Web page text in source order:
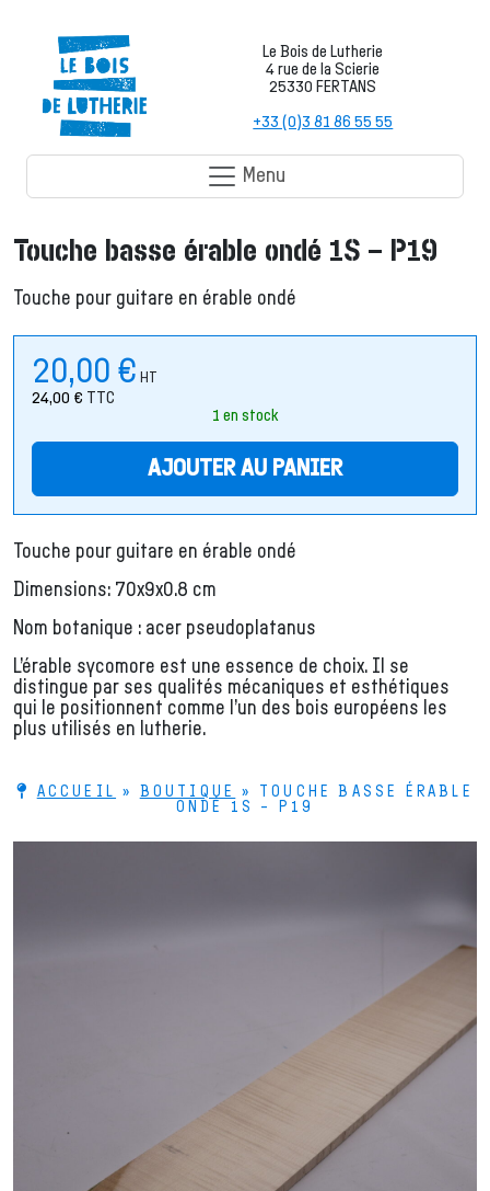
Le Bois de Lutherie
4 rue de la Scierie
25330 FERTANS
+33 (0)3 81 86 55 55
Menu
Touche basse érable ondé 1S – P19
Touche pour guitare en érable ondé
20,00 € HT
24,00 € TTC
1 en stock
AJOUTER AU PANIER
Touche pour guitare en érable ondé
Dimensions: 70x9x0.8 cm
Nom botanique : acer pseudoplatanus
L’érable sycomore est une essence de choix. Il se
distingue par ses qualités mécaniques et esthétiques
qui le positionnent comme l’un des bois européens les
plus utilisés en lutherie.
ACCUEIL » BOUTIQUE » TOUCHE BASSE ÉRABLE
ONDÉ 1S – P19